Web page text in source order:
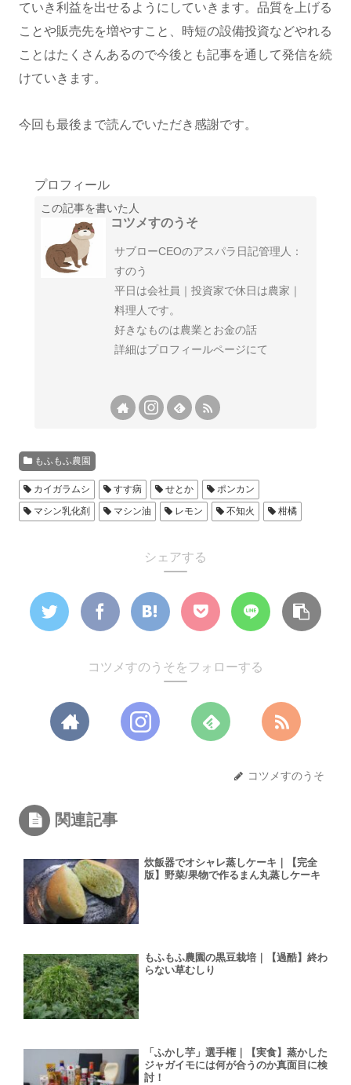
ていき利益を出せるようにしていきます。品質を上げる
ことや販売先を増やすこと、時短の設備投資などやれる
ことはたくさんあるので今後とも記事を通して発信を続
けていきます。
今回も最後まで読んでいただき感謝です。
プロフィール
この記事を書いた人
コツメすのうそ
サブローCEOのアスパラ日記管理人：
すのう
平日は会社員｜投資家で休日は農家｜
料理人です。
好きなものは農業とお金の話
詳細はプロフィールページにて
もふもふ農園
カイガラムシ すす病 せとか
ポンカン
マシン乳化剤
マシン油 レモン 不知火 柑橘
シェアする
コツメすのうそをフォローする
コツメすのうそ
関連記事
炊飯器でオシャレ蒸しケーキ｜【完全
版】野菜/果物で作るまん丸蒸しケーキ
もふもふ農園の黒豆栽培｜【過酷】終わ
らない草むしり
「ふかし芋」選手権｜【実食】蒸かした
ジャガイモには何が合うのか真面目に検
討！